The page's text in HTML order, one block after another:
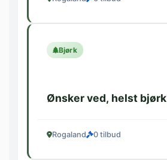
Bjørk
Ønsker ved, helst bjørk
Rogaland 0 tilbud